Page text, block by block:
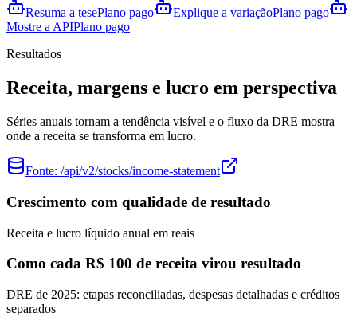
Resuma a tesePlano pago Explique a variaçãoPlano pago
Mostre a APIPlano pago
Resultados
Receita, margens e lucro em perspectiva
Séries anuais tornam a tendência visível e o fluxo da DRE mostra
onde a receita se transforma em lucro.
Fonte: /api/v2/stocks/income-statement
Crescimento com qualidade de resultado
Receita e lucro líquido anual em reais
Como cada R$ 100 de receita virou resultado
DRE de 2025: etapas reconciliadas, despesas detalhadas e créditos
separados